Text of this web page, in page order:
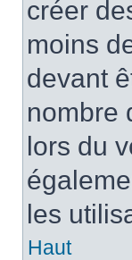
créer
moins
devant
nombre
lors du
les
Haut